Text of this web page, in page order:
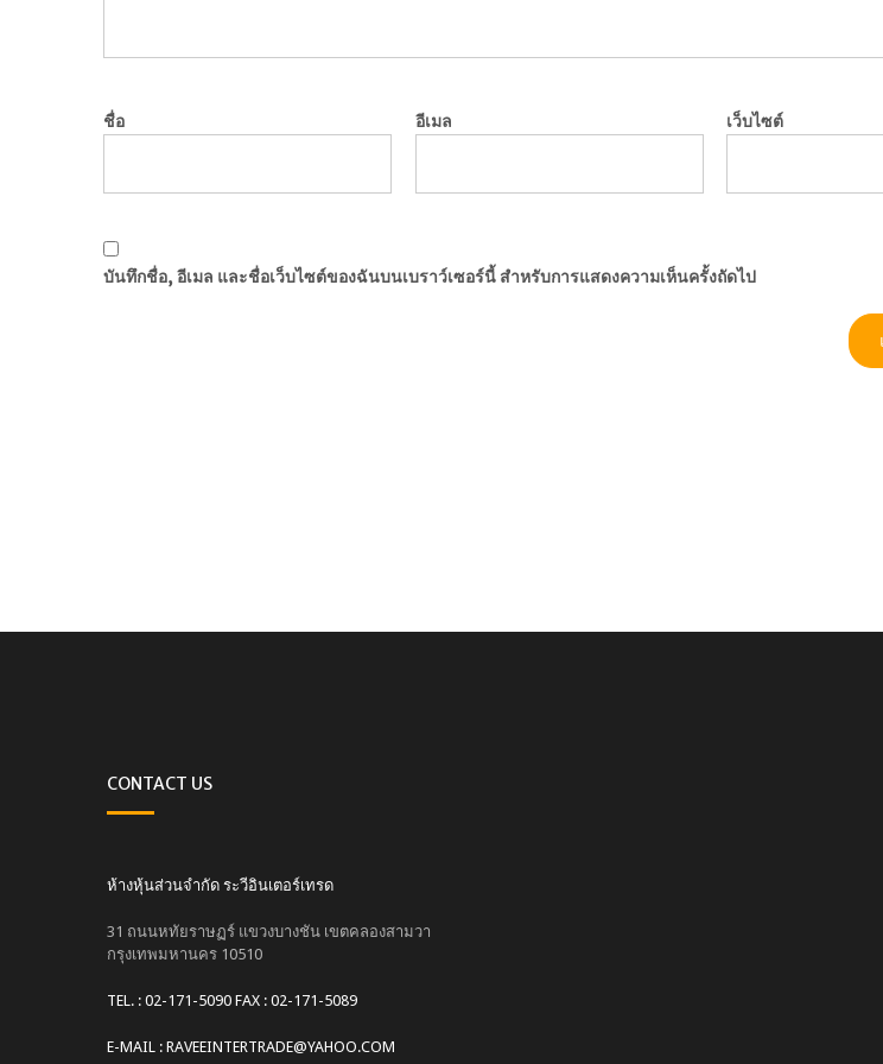
ชื่อ อีเมล เว็บไซต์
บันทึกชื่อ, อีเมล และชื่อเว็บไซต์ของฉันบนเบราว์เซอร์นี้ สำหรับการแสดงความเห็นครั้งถัดไป
CONTACT US
ห้างหุ้นส่วนจำกัด ระวีอินเตอร์เทรด
31 ถนนหทัยราษฏร์ แขวงบางชัน เขตคลองสามวา
กรุงเทพมหานคร 10510
TEL. : 02-171-5090 FAX : 02-171-5089
E-MAIL : RAVEEINTERTRADE@YAHOO.COM